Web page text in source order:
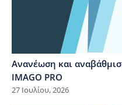
Ανανέωση και
IMAGO PRO
27 Ιουλίου, 2026